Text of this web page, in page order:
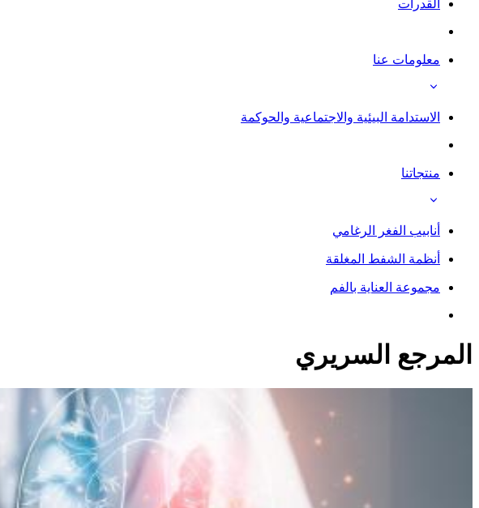
القدرات
معلومات عنا
الاستدامة البيئية والاجتماعية والحوكمة
منتجاتنا
أنابيب الفغر الرغامي
أنظمة الشفط المغلقة
مجموعة العناية بالفم
المرجع السريري